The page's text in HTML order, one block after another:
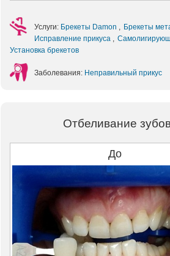
Услуги: Брекеты Damon , Брекеты
Исправление прикуса ,
Установка брекетов
Заболевания: Неправильный прикус
Отбеливание
До